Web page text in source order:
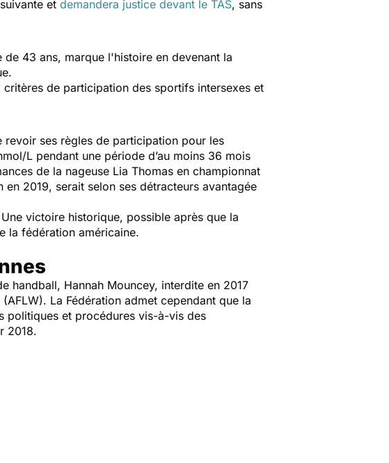
et demandera justice devant le TAS, sans
43 ans, marque l'histoire en devenant la
de participation des sportifs intersexes et
ses règles de participation pour les
L pendant une période d’au moins 36 mois
de la nageuse Lia Thomas en championnat
2019, serait selon ses détracteurs avantagée
victoire historique, possible après que la
la fédération américaine.
handball, Hannah Mouncey, interdite en 2017
La Fédération admet cependant que la
politiques et procédures vis-à-vis des
2018.